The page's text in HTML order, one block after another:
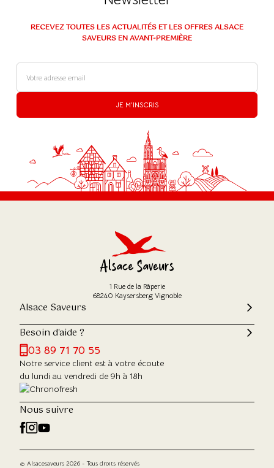
RECEVEZ TOUTES LES ACTUALITÉS ET LES OFFRES ALSACE
SAVEURS EN AVANT-PREMIÈRE
JE M'INSCRIS
1 Rue de la Râperie
68240 Kaysersberg Vignoble
Alsace Saveurs
Besoin d'aide ?
03 89 71 70 55
Notre service client est à votre écoute
du lundi au vendredi de 9h à 18h
Nous suivre
© Alsacesaveurs 2026 - Tous droits réservés